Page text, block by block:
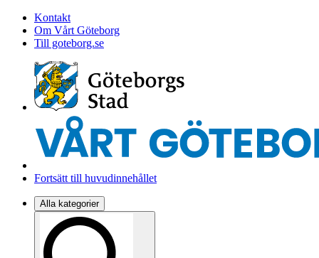
Kontakt
Om Vårt Göteborg
Till goteborg.se
Fortsätt till huvudinnehållet
Alla kategorier